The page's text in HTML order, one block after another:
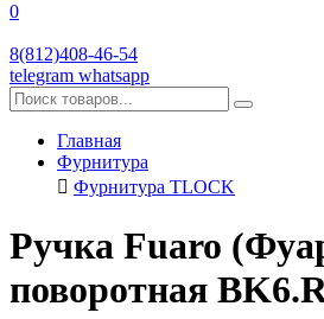
0
8(812)408-46-54
telegram whatsapp
Главная
Фурнитура
Фурнитура TLOCK
Ручка Fuaro
поворотная